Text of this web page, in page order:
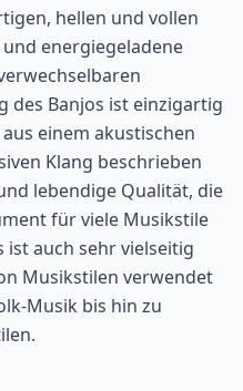
hellen und vollen
energiegeladene
des Banjos ist einzigartig
einem akustischen
Klang beschrieben
lebendige Qualität, die
für viele Musikstile
ist auch sehr vielseitig
Musikstilen verwendet
Musik bis hin zu